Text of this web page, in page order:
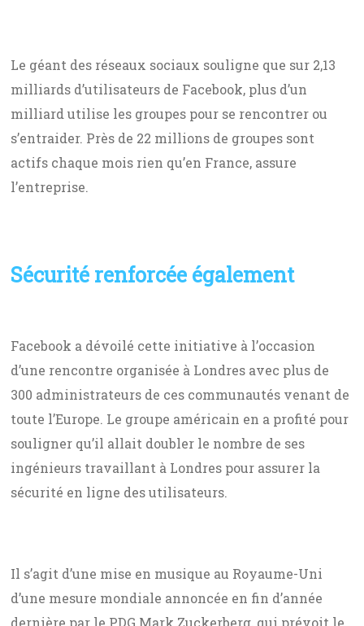
Le géant des réseaux sociaux souligne que sur 2,13
milliards d’utilisateurs de Facebook, plus d’un
milliard utilise les groupes pour se rencontrer ou
s’entraider. Près de 22 millions de groupes sont
actifs chaque mois rien qu’en France, assure
l’entreprise.
Sécurité renforcée également
Facebook a dévoilé cette initiative à l’occasion
d’une rencontre organisée à Londres avec plus de
300 administrateurs de ces communautés venant de
toute l’Europe. Le groupe américain en a profité pour
souligner qu’il allait doubler le nombre de ses
ingénieurs travaillant à Londres pour assurer la
sécurité en ligne des utilisateurs.
Il s’agit d’une mise en musique au Royaume-Uni
d’une mesure mondiale annoncée en fin d’année
dernière par le PDG Mark Zuckerberg, qui prévoit le